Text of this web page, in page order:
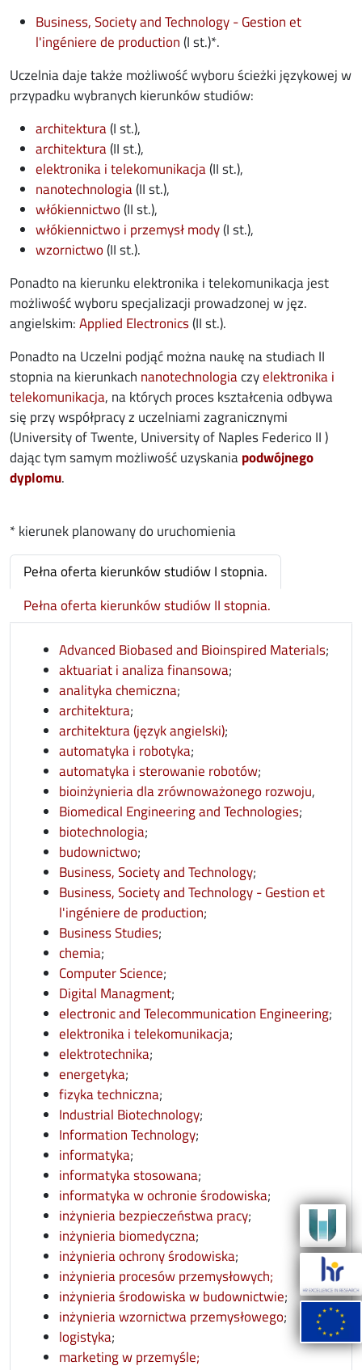
Business, Society and Technology - Gestion et
l'ingéniere de productionopens in new window
(I st.)*.
Uczelnia daje także możliwość wyboru ścieżki językowej w
przypadku wybranych kierunków studiów:
architekturaopens in new window
(I st.),
architekturaopens in new window
(II st.),
elektronika i telekomunikacjaopens in new window
(II st.),
nanotechnologiaopens in new window
(II st.),
włókiennictwoopens in new window
(II st.),
włókiennictwo i przemysł modyopens in new window
(I st.),
wzornictwoopens in new window
(II st.).
Ponadto na kierunku elektronika i telekomunikacja jest
możliwość wyboru specjalizacji prowadzonej w jęz.
angielskim:Applied Electronicsopens in new window
(II st.).
Ponadto na Uczelni podjąć można naukę na studiach II
stopnia na kierunkach nanotechnologiaopens in new
czyelektronika i
telekomunikacjaopens in new window
, na których proces kształcenia odbywa
się przy współpracy z uczelniami zagranicznymi
(University of Twente, University of Naples Federico II )
dając tym samym możliwość uzyskaniapodwójnego
dyplomuopens in new window
.
* kierunek planowany do uruchomienia
Pełna oferta kierunków studiów I stopnia.
Pełna oferta kierunków studiów II stopnia.
Advanced Biobased and Bioinspired Materials;
aktuariat i analiza finansowaopens in new window
;
analityka chemicznaopens in new window
;
architekturaopens in new window
;
architektura (język angielski)opens in new window
;
automatyka i robotykaopens in new window
;
automatyka i sterowanie robotówopens in new
;
bioinżynieria dla zrównoważonego rozwoju,
Biomedical Engineering and Technologiesopens in
;
biotechnologiaopens in new window
;
budownictwoopens in new window
;
Business, Society and Technologyopens in new
;
Business, Society and Technology - Gestion et
l'ingéniere de productionopens in new window
;
Business Studiesopens in new window
;
chemiaopens in new window
;
Computer Scienceopens in new window
;
Digital Managment;
electronic and Telecommunication Engineering;
elektronika i telekomunikacjaopens in new window
;
elektrotechnikaopens in new window
;
energetykaopens in new window
;
fizyka technicznaopens in new window
;
Industrial Biotechnologyopens in new window
;
Information Technologyopens in new window
;
informatykaopens in new window
;
informatyka stosowanaopens in new window
;
informatyka w ochronie środowiskaopens in new
;
inżynieria bezpieczeństwa pracyopens in new
;
inżynieria biomedycznaopens in new window
;
inżynieria ochrony środowiskaopens in new window
;
inżynieria procesów przemysłowych; opens in new
inżynieria środowiska w budownictwieopens in
;
inżynieria wzornictwa przemysłowegoopens in
;
logistykaopens in new window
;
marketing w przemyśle; opens in new window